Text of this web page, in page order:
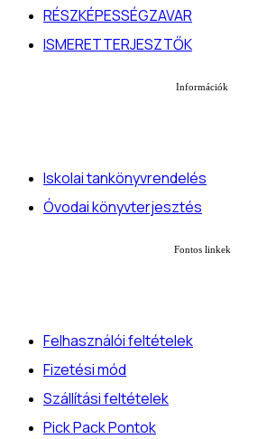
RÉSZKÉPESSÉGZAVAR
ISMERETTERJESZTŐK
Információk
Iskolai tankönyvrendelés
Óvodai könyvterjesztés
Fontos linkek
Felhasználói feltételek
Fizetési mód
Szállítási feltételek
Pick Pack Pontok